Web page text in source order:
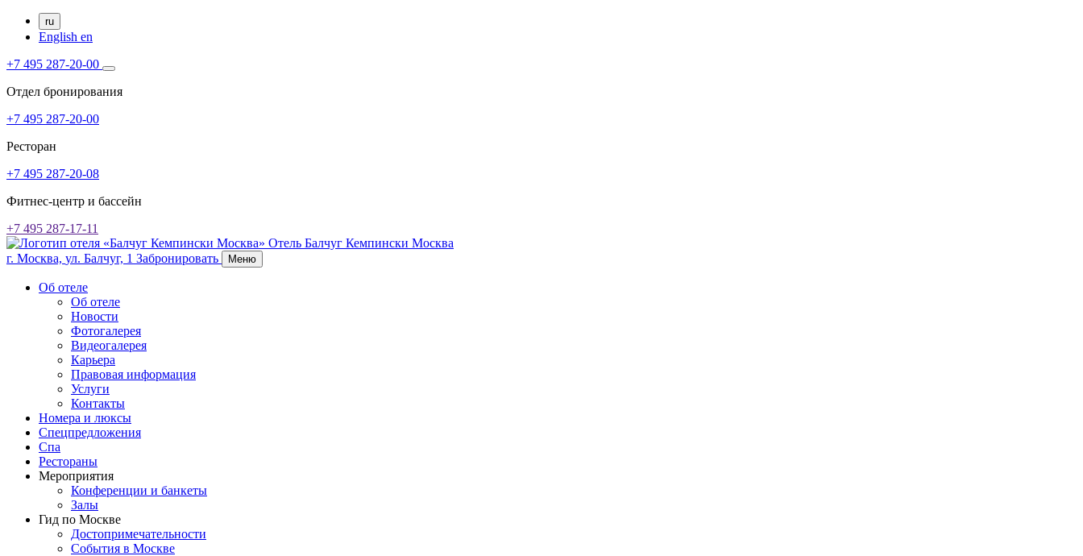
ru
English en
+7 495 287-20-00
Отдел бронирования
+7 495 287-20-00
Ресторан
+7 495 287-20-08
Фитнес-центр и бассейн
+7 495 287-17-11
Отель Балчуг Кемпински Москва
г. Москва, ул. Балчуг, 1 Забронировать Меню
Об отеле
Об отеле
Новости
Фотогалерея
Видеогалерея
Карьера
Правовая информация
Услуги
Контакты
Номера и люксы
Спецпредложения
Спа
Рестораны
Мероприятия
Конференции и банкеты
Залы
Гид по Москве
Достопримечательности
События в Москве